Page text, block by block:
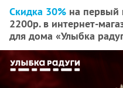
Скидка 30% на первый
2200р. в интернет-
для дома «Улыбка